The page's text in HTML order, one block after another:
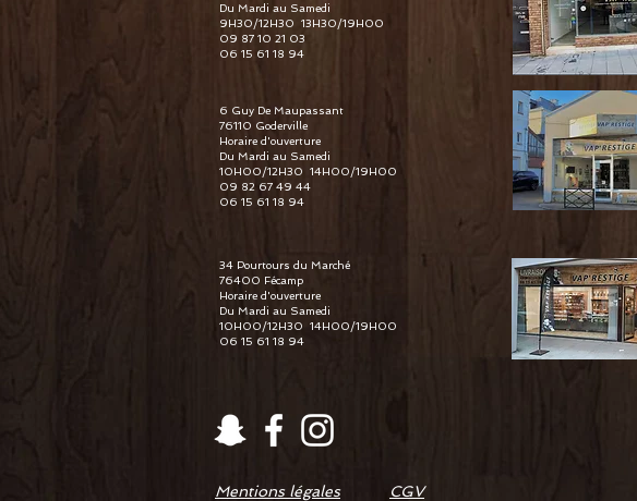
Du Mardi au Samedi
9H30/12H30 13H30/19H00
09 87 10 21 03
06 15 61 18 94
6 Guy De Maupassant
76110 Goderville
Horaire d'ouverture
Du Mardi au Samedi
10H00/12H30 14H00/19H00
09 82 67 49 44
06 15 61 18 94
34 Pourtours du Marché
76400 Fécamp
Horaire d'ouverture
Du Mardi au Samedi
10H00/12H30 14H00/19H00
06 15 61 18 94
Mentions légales CGV